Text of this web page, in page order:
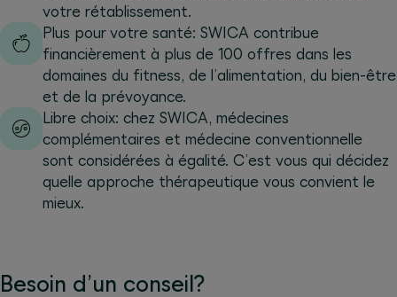
votre rétablissement.
Plus pour votre santé: SWICA contribue
financièrement à plus de 100 offres dans les
domaines du fitness, de l’alimentation, du bien-être
et de la prévoyance.
Libre choix: chez SWICA, médecines
complémentaires et médecine conventionnelle
sont considérées à égalité. C’est vous qui décidez
quelle approche thérapeutique vous convient le
mieux.
Besoin d’un conseil?